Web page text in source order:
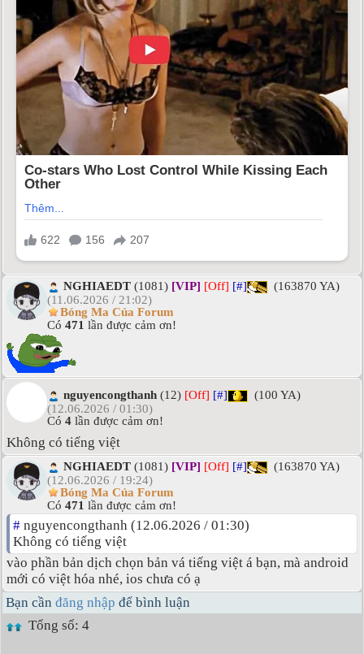
NGHIAEDT (1081) [VIP] [Off] [#]
(163870 YA)
(11.06.2026 / 21:02)
Bóng Ma Của Forum
Có 471 lần được cảm ơn!
nguyencongthanh (12) [Off] [#]
(100 YA)
(12.06.2026 / 01:30)
Có 4 lần được cảm ơn!
Không có tiếng việt
NGHIAEDT (1081) [VIP] [Off] [#]
(163870 YA)
(12.06.2026 / 19:24)
Bóng Ma Của Forum
Có 471 lần được cảm ơn!
# nguyencongthanh (12.06.2026 / 01:30)
Không có tiếng việt
vào phần bản dịch chọn bản vá tiếng việt á bạn, mà android
mới có việt hóa nhé, ios chưa có ạ
Bạn cần đăng nhập để bình luận
Tổng số: 4